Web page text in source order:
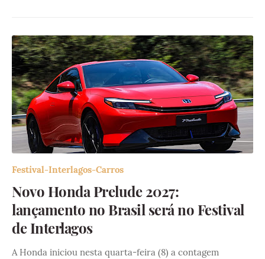
Festival-Interlagos-Carros
Novo Honda Prelude 2027:
lançamento no Brasil será no Festival
de Interlagos
A Honda iniciou nesta quarta-feira (8) a contagem